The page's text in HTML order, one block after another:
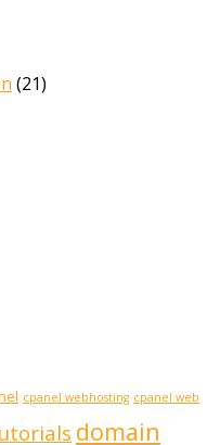
(21)
cpanel webhosting cpanel web
domain